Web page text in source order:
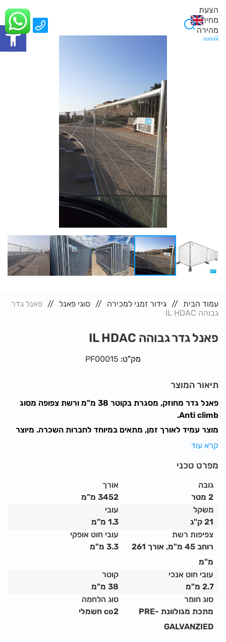
פתח
הצעת
מחיר
מהירה
0
עמוד הבית גידור זמני למכירה סוגי פאנל
פאנל גדר
גבוהה IL HDAC
פאנל גדר גבוהה IL HDAC
מק"ט: PF00015
תיאור המוצר
פאנל גדר מחוזק, מסגרת בקוטר 38 מ"מ ורשת צפופה מסוג
Anti climb.
מוצר עמיד לאורך זמן, מתאים במיוחד לחברות השכרה. מיוצר
במפעלי חברת אאוטדור.
עובי דופן הצינור ההקפי 1.3 מ"מ
עובי החוטים ברשת מוגברת וריתוך CO2 מחוזק.
ריתוך המסגרת נעשה בצורה מחוזקת.
גדר זו מתאימה במיוחד לאתרי עבודה בהם יש תזוזות ושינויים
רבים כמו חיכוך מוגבר של תנועת רכבים וחומרים.
הגדר מתאימה במיוחד לגופים שמבצעים שימוש אינטנסיבי כגון
קרא עוד
מפרט טכני
גובה
2 מטר
אורך
3452 מ”מ
משקל
21 ק"ג
עובי
1.3 מ”מ
צפיפות רשת
רוחב 45 מ"מ, אורך 261
מ"מ
עובי חוט אופקי
3.3 מ"מ
עובי חוט אנכי
2.7 מ"מ
קוטר
38 מ"מ
סוג חומר
מתכת מגולוונת PRE-
GALVANZIED
סוג הלחמה
co2 חשמלי